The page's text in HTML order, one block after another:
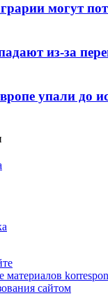
могут
из-за
упали до
материалов
сайтом